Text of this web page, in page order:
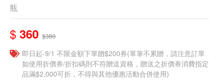
瓶
$ 360 $380
即日起-9/1 不限金額下單贈$200券(單筆不累贈，請注意訂單
如使用折價券/折扣碼則不符贈送資格，贈送之折價券消費指定
品滿$2,000可折，不得與其他優惠活動合併使用)